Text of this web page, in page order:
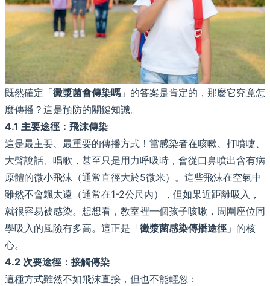
既然確定「黴漿菌會傳染嗎 」的答案是肯定的，那麼它究竟怎
麼傳播？這是預防的關鍵知識。
4.1 主要途徑：飛沫傳染
這是最主要、最重要的傳播方式！當感染者在咳嗽、打噴嚏、
大聲說話、唱歌，甚至只是用力呼吸時，會從口鼻噴出含有病
原體的微小飛沫（通常直徑大於5微米）。這些飛沫在空氣中
雖然不會飄太遠（通常在1-2公尺內），但如果近距離吸入，
就很容易被感染。想想看，教室裡一個孩子咳嗽，周圍座位同
學吸入的風險有多高。這正是「黴漿菌感染傳播途徑 」的核
心。
4.2 次要途徑：接觸傳染
這種方式雖然不如飛沫直接，但也不能輕忽：